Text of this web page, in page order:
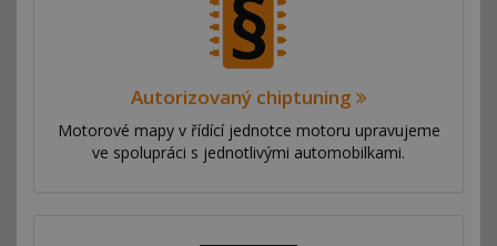
Autorizovaný chiptuning
Motorové mapy v řídící jednotce motoru upravujeme
ve spolupráci s jednotlivými automobilkami.